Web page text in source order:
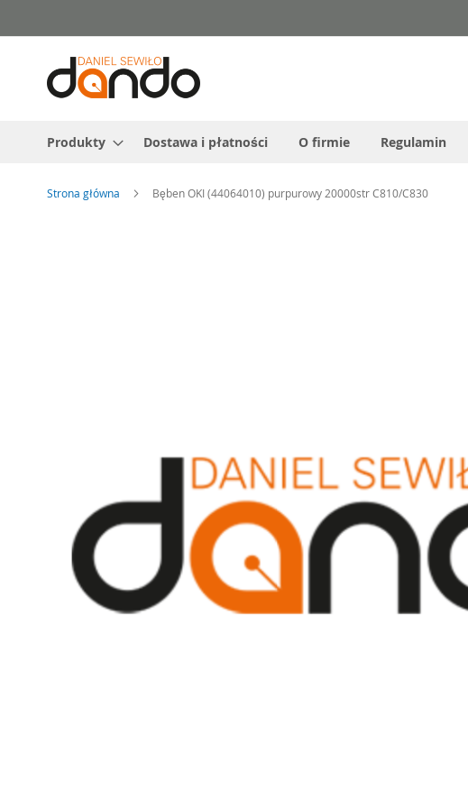
do
treści
Produkty Dostawa i płatności O firmie Regulamin
Strona główna Bęben OKI (44064010) purpurowy 20000str C810/C830